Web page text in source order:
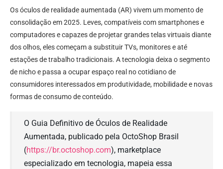
Os óculos de realidade aumentada (AR) vivem um momento de
consolidação em 2025. Leves, compatíveis com smartphones e
computadores e capazes de projetar grandes telas virtuais diante
dos olhos, eles começam a substituir TVs, monitores e até
estações de trabalho tradicionais. A tecnologia deixa o segmento
de nicho e passa a ocupar espaço real no cotidiano de
consumidores interessados em produtividade, mobilidade e novas
formas de consumo de conteúdo.
O Guia Definitivo de Óculos de Realidade
Aumentada, publicado pela OctoShop Brasil
(https://br.octoshop.com), marketplace
especializado em tecnologia, mapeia essa